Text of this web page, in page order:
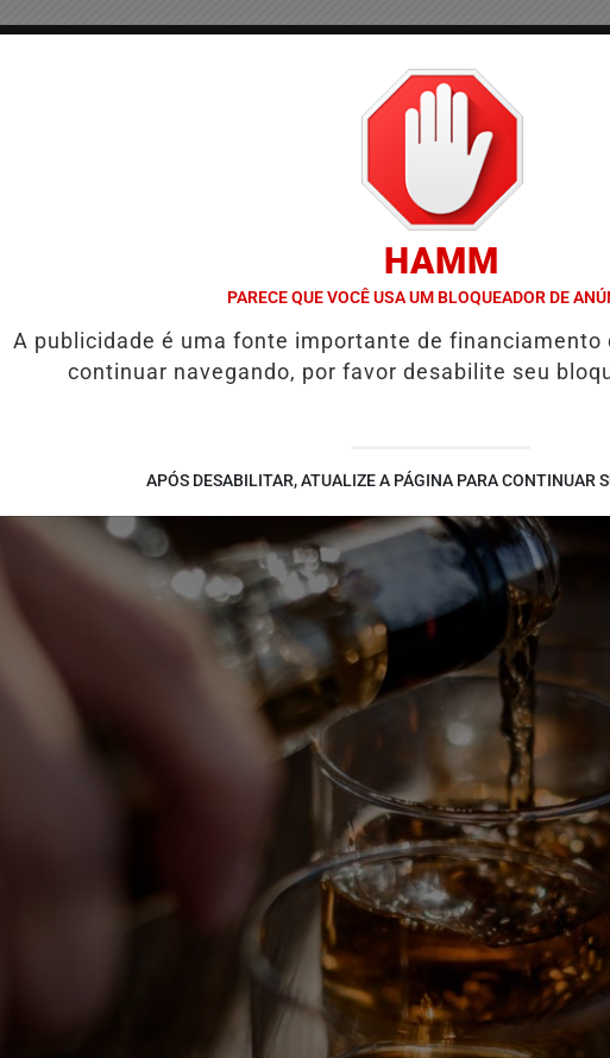
/ PUBLICIDADES
MAIS VIOLENTAS DO BRASIL E CAI PARA A 6ª POSIÇÃO EM NOVO
HAMM
PARECE QUE VOCÊ USA UM BLOQUEADOR DE
A publicidade é uma fonte importante de financiamento
continuar navegando, por favor desabilite seu
APÓS DESABILITAR, ATUALIZE A PÁGINA PARA CONTINUAR